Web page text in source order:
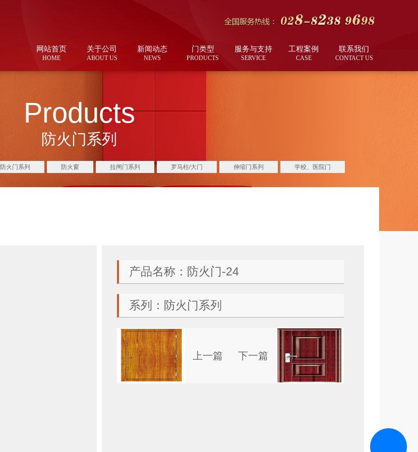
网站首页
HOME
关于公司
ABOUT US
新闻动态
NEWS
门类型
PRODUCTS
服务与支持
SERVICE
工程案例
CASE
联系我们
CONTACT US
Products
防火门系列
防火门系列 防火窗 拉闸门系列 罗马柱/大门 伸缩门系列 学校、医院门
产品名称：防火门-24
系列：防火门系列
上一篇 下一篇